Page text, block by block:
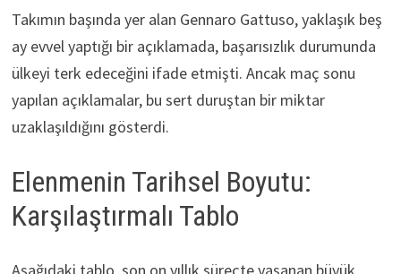
Takımın başında yer alan Gennaro Gattuso, yaklaşık beş
ay evvel yaptığı bir açıklamada, başarısızlık durumunda
ülkeyi terk edeceğini ifade etmişti. Ancak maç sonu
yapılan açıklamalar, bu sert duruştan bir miktar
uzaklaşıldığını gösterdi.
Elenmenin Tarihsel Boyutu:
Karşılaştırmalı Tablo
Aşağıdaki tablo, son on yıllık süreçte yaşanan büyük